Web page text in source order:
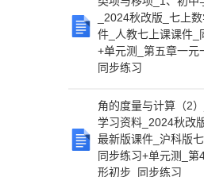
_2024秋改版_七上
件_人教七上课课件_
+单元测_第五章一元
同步练习
角的度量与计算（2
学习资料_2024秋改
最新版课件_沪科版七
同步练习+单元测_第
形初步_同步练习